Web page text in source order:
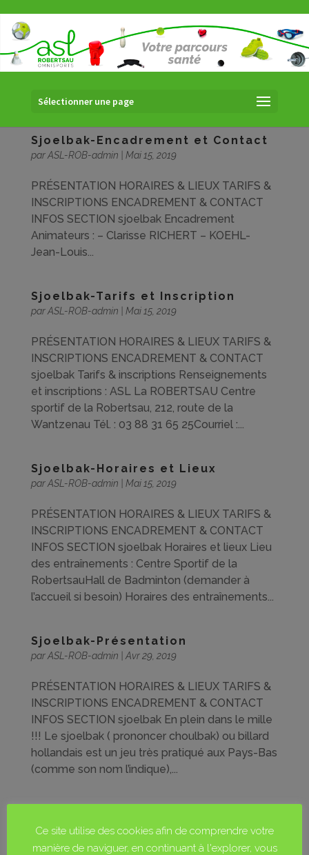
Sélectionner une page
Sjoelbak-Encadrement et Contact
parASL-ROB-admin Mai 15, 2019
PRÉSENTATION HORAIRES & LIEUX TARIFS &
INSCRIPTIONS ENCADREMENT & CONTACT
INFOS SECTION sjoelbak Encadrement
Animateurs : – Clarisse RICHERT – KOEHL-
Jean-Louis...
Sjoelbak-Tarifs et Inscription
parASL-ROB-admin Mai 15, 2019
PRÉSENTATION HORAIRES & LIEUX TARIFS &
INSCRIPTIONS ENCADREMENT & CONTACT
sjoelbak Tarifs & inscriptions Renseignements
et inscriptions : ASL La ROBERTSAU Centre
sportif de la Robertsau, 212, route de la
Wantzenau Tél. : 03 88 31 65 25Courriel :...
Sjoelbak-Horaires et Lieux
parASL-ROB-admin Mai 15, 2019
PRÉSENTATION HORAIRES & LIEUX TARIFS &
INSCRIPTIONS ENCADREMENT & CONTACT
INFOS SECTION sjoelbak Horaires et lieux Lieu
des entraînements : Centre Sportif de la
RobertsauHall de Badminton (demander à
l’accueil si besoin) Horaires des entraînements...
Sjoelbak-Présentation
parASL-ROB-admin Avr 29, 2019
PRÉSENTATION HORAIRES & LIEUX TARIFS &
INSCRIPTIONS ENCADREMENT & CONTACT
INFOS SECTION sjoelbak En plein dans le mille
!!! Le sjoelbak ( prononcer choulbak) ou billard
hollandais est un jeu très pratiqué aux Pays-Bas
(comme son nom l’indique),...
HORAIRES & LIEUX
Ce site utilise des cookies afin de comprendre votre
manière de naviguer, en continuant à l'explorer, vous